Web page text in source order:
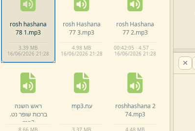
rosh Hashana
77 2.mp3
00:42:05 · 4.57 MB
16/06/2026 21:28
rosh Hashana
77 3.mp3
4.98 MB
16/06/2026 21:28
rosh hashana
78 1.mp3
3.39 MB
16/06/2026 21:28
roshhashana 2
74.mp3
4. 48 MB
עח.mp3
3. 37 MB
ראש השנה
ברכות שופר נט.
mp3
8. 66 MB